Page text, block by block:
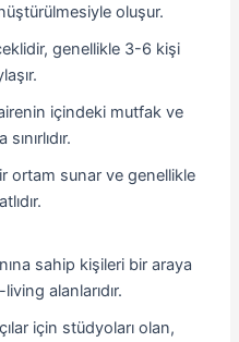
oluşur.
genellikle 3-6 kişi
içindeki mutfak ve
ortam sunar ve genellikle
sahip kişileri bir araya
alanlarıdır.
için stüdyoları olan,